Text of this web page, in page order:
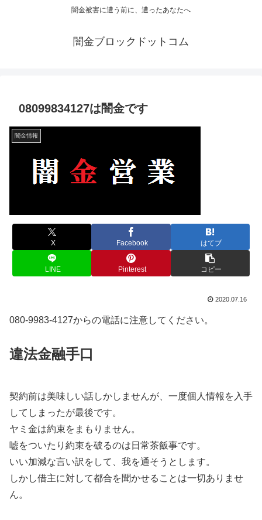
闇金被害に遭う前に、遭ったあなたへ
闇金ブロックドットコム
08099834127は闇金です
闇金情報
X Facebook はてブ
LINE Pinterest コピー
2020.07.16
080-9983-4127からの電話に注意してください。
違法金融手口
契約前は美味しい話しかしませんが、一度個人情報を入手
してしまったが最後です。
ヤミ金は約束をまもりません。
嘘をついたり約束を破るのは日常茶飯事です。
いい加減な言い訳をして、我を通そうとします。
しかし借主に対して都合を聞かせることは一切ありませ
ん。